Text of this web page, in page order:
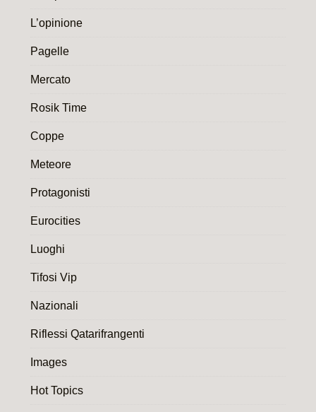
L’opinione
Pagelle
Mercato
Rosik Time
Coppe
Meteore
Protagonisti
Eurocities
Luoghi
Tifosi Vip
Nazionali
Riflessi Qatarifrangenti
Images
Hot Topics